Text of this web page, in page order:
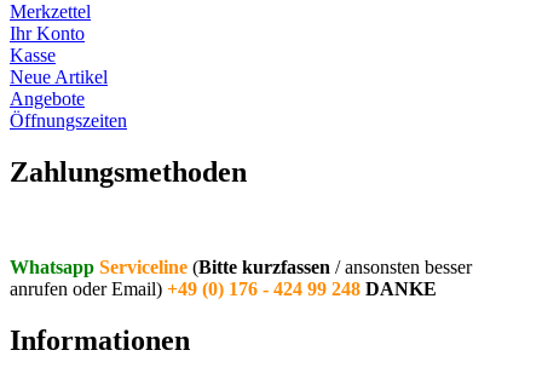
Merkzettel
Ihr Konto
Kasse
Neue Artikel
Angebote
Öffnungszeiten
Zahlungsmethoden
Whatsapp Serviceline (Bitte kurzfassen / ansonsten besser
anrufen oder Email) +49 (0) 176 - 424 99 248 DANKE
Informationen